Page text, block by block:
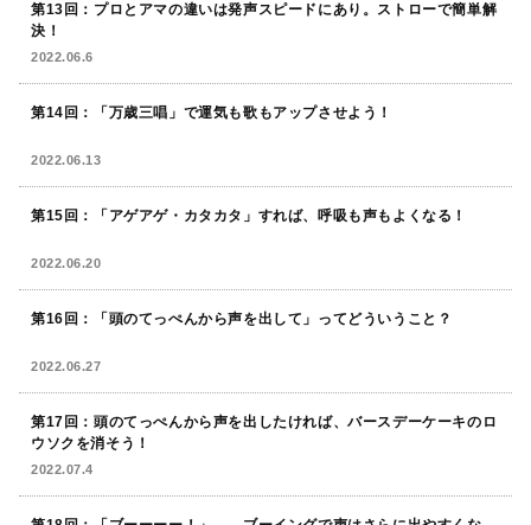
第13回：プロとアマの違いは発声スピードにあり。ストローで簡単解
決！
2022.06.6
第14回：「万歳三唱」で運気も歌もアップさせよう！
2022.06.13
第15回：「アゲアゲ・カタカタ」すれば、呼吸も声もよくなる！
2022.06.20
第16回：「頭のてっぺんから声を出して」ってどういうこと？
2022.06.27
第17回：頭のてっぺんから声を出したければ、バースデーケーキのロ
ウソクを消そう！
2022.07.4